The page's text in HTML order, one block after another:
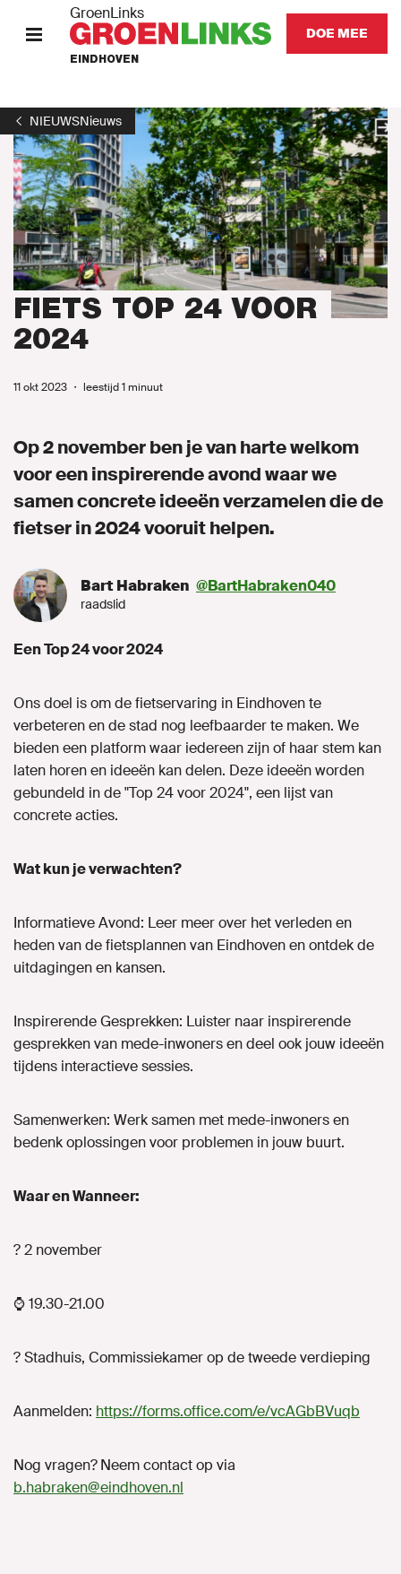
GroenLinks
EINDHOVEN
DOE MEE
NIEUWSNieuws
FIETS TOP 24 VOOR
2024
11 okt 2023 ・ leestijd 1 minuut
Op 2 november ben je van harte welkom
voor een inspirerende avond waar we
samen concrete ideeën verzamelen die de
fietser in 2024 vooruit helpen.
Bart Habraken @BartHabraken040
raadslid
Een Top 24 voor 2024
Ons doel is om de fietservaring in Eindhoven te
verbeteren en de stad nog leefbaarder te maken. We
bieden een platform waar iedereen zijn of haar stem kan
laten horen en ideeën kan delen. Deze ideeën worden
gebundeld in de "Top 24 voor 2024", een lijst van
concrete acties.
Wat kun je verwachten?
Informatieve Avond: Leer meer over het verleden en
heden van de fietsplannen van Eindhoven en ontdek de
uitdagingen en kansen.
Inspirerende Gesprekken: Luister naar inspirerende
gesprekken van mede-inwoners en deel ook jouw ideeën
tijdens interactieve sessies.
Samenwerken: Werk samen met mede-inwoners en
bedenk oplossingen voor problemen in jouw buurt.
Waar en Wanneer:
? 2 november
⌚ 19.30-21.00
? Stadhuis, Commissiekamer op de tweede verdieping
Aanmelden: https://forms.office.com/e/vcAGbBVuqb
Nog vragen?Neem contact op via
b.habraken@eindhoven.nl
HOME
HOME (ENGLISH)
KOM IN ACTIE IN EINDHOVEN
Standpunten
Agenda
Onze mensen
Naar GroenLinks.nl
MIJN GROENLINKS